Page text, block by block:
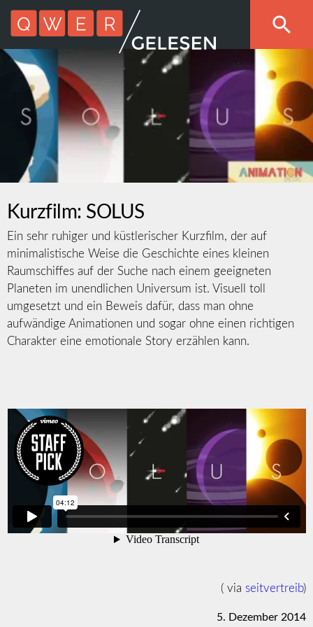
Kurzfilm: SOLUS
Ein sehr ruhiger und küstlerischer Kurzfilm, der auf
minimalistische Weise die Geschichte eines kleinen
Raumschiffes auf der Suche nach einem geeigneten
Planeten im unendlichen Universum ist. Visuell toll
umgesetzt und ein Beweis dafür, dass man ohne
aufwändige Animationen und sogar ohne einen richtigen
Charakter eine emotionale Story erzählen kann.
( via seitvertreib)
5. Dezember 2014